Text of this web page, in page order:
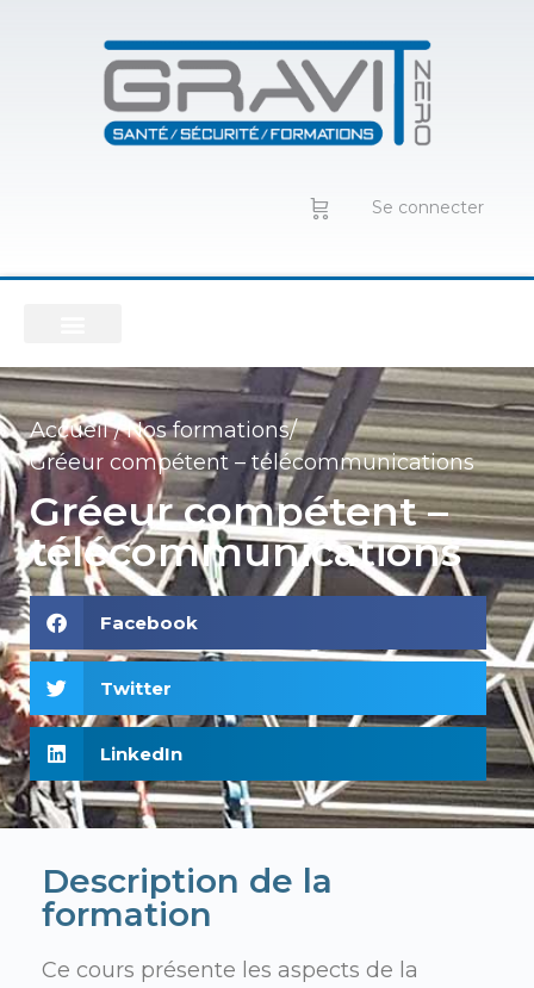
Se connecter
Accueil /Nos formations/
Gréeur compétent – télécommunications
Gréeur compétent –
télécommunications
Facebook
Twitter
LinkedIn
Description de la
formation
Ce cours présente les aspects de la